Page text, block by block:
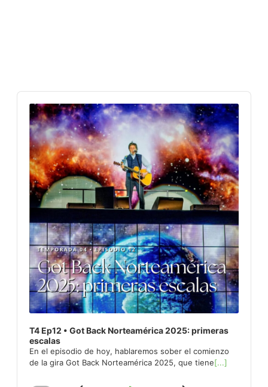
Audio
Player
T4 Ep12 • Got Back Norteamérica 2025: primeras
escalas
En el episodio de hoy, hablaremos sober el comienzo
de la gira Got Back Norteamérica 2025, que tiene[...]